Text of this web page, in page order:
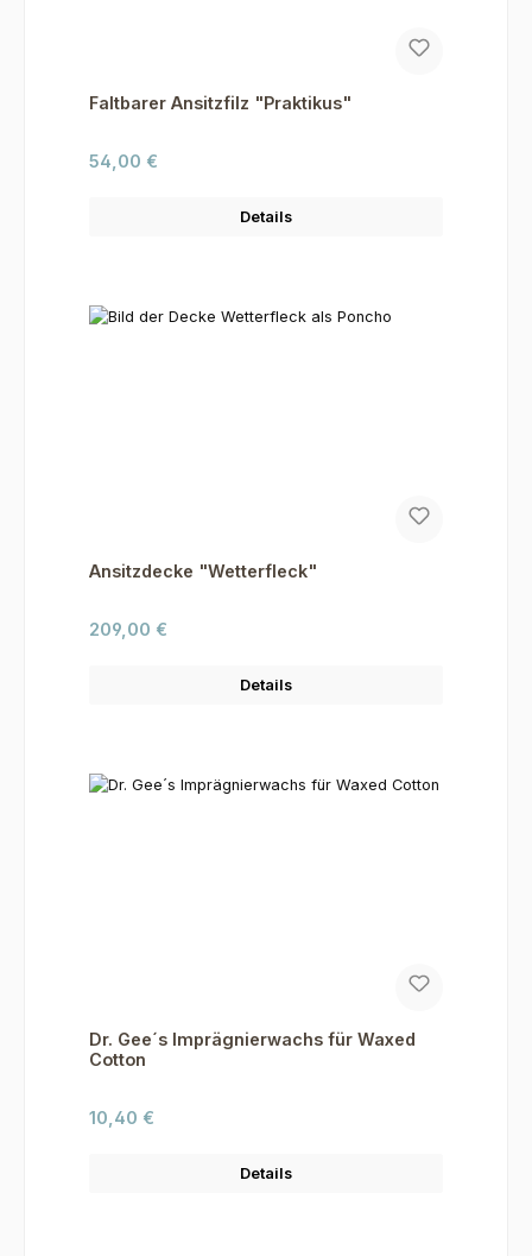
Faltbarer Ansitzfilz "Praktikus"
Regulärer Preis:
54,00 €
Details
Ansitzdecke "Wetterfleck"
Regulärer Preis:
209,00 €
Details
Dr. Gee´s Imprägnierwachs für Waxed
Cotton
Regulärer Preis:
10,40 €
Details